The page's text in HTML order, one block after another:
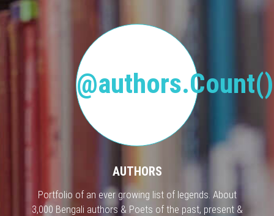
AUTHORS
Portfolio of an ever growing list of legends. About
3,000 Bengali authors & Poets of the past, present &